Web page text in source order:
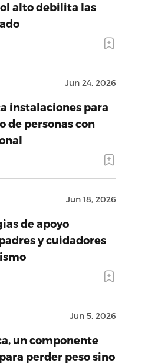
alto debilita las
Jun 24, 2026
instalaciones para
de personas con
Jun 18, 2026
de apoyo
y cuidadores
Jun 5, 2026
un componente
perder peso sino